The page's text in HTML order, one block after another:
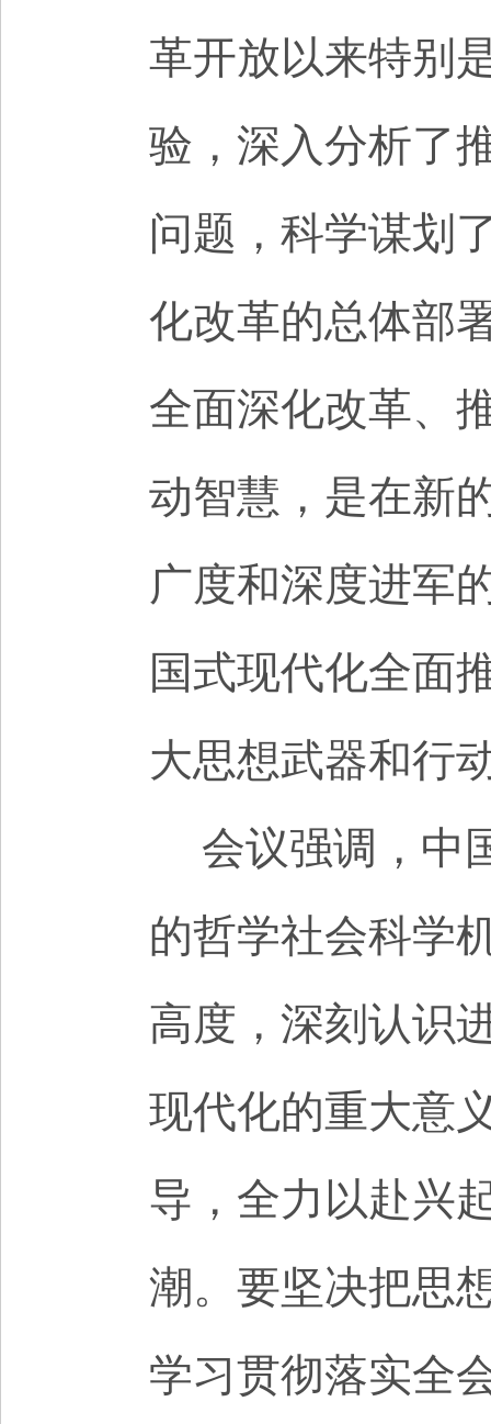
革开放以来特别
验，深入分析了
问题，科学谋划
化改革的总体部
全面深化改革、
动智慧，是在新
广度和深度进军
国式现代化全面
大思想武器和行
会议强调，中
的哲学社会科学
高度，深刻认识
现代化的重大意
导，全力以赴兴
潮。要坚决把思
学习贯彻落实全